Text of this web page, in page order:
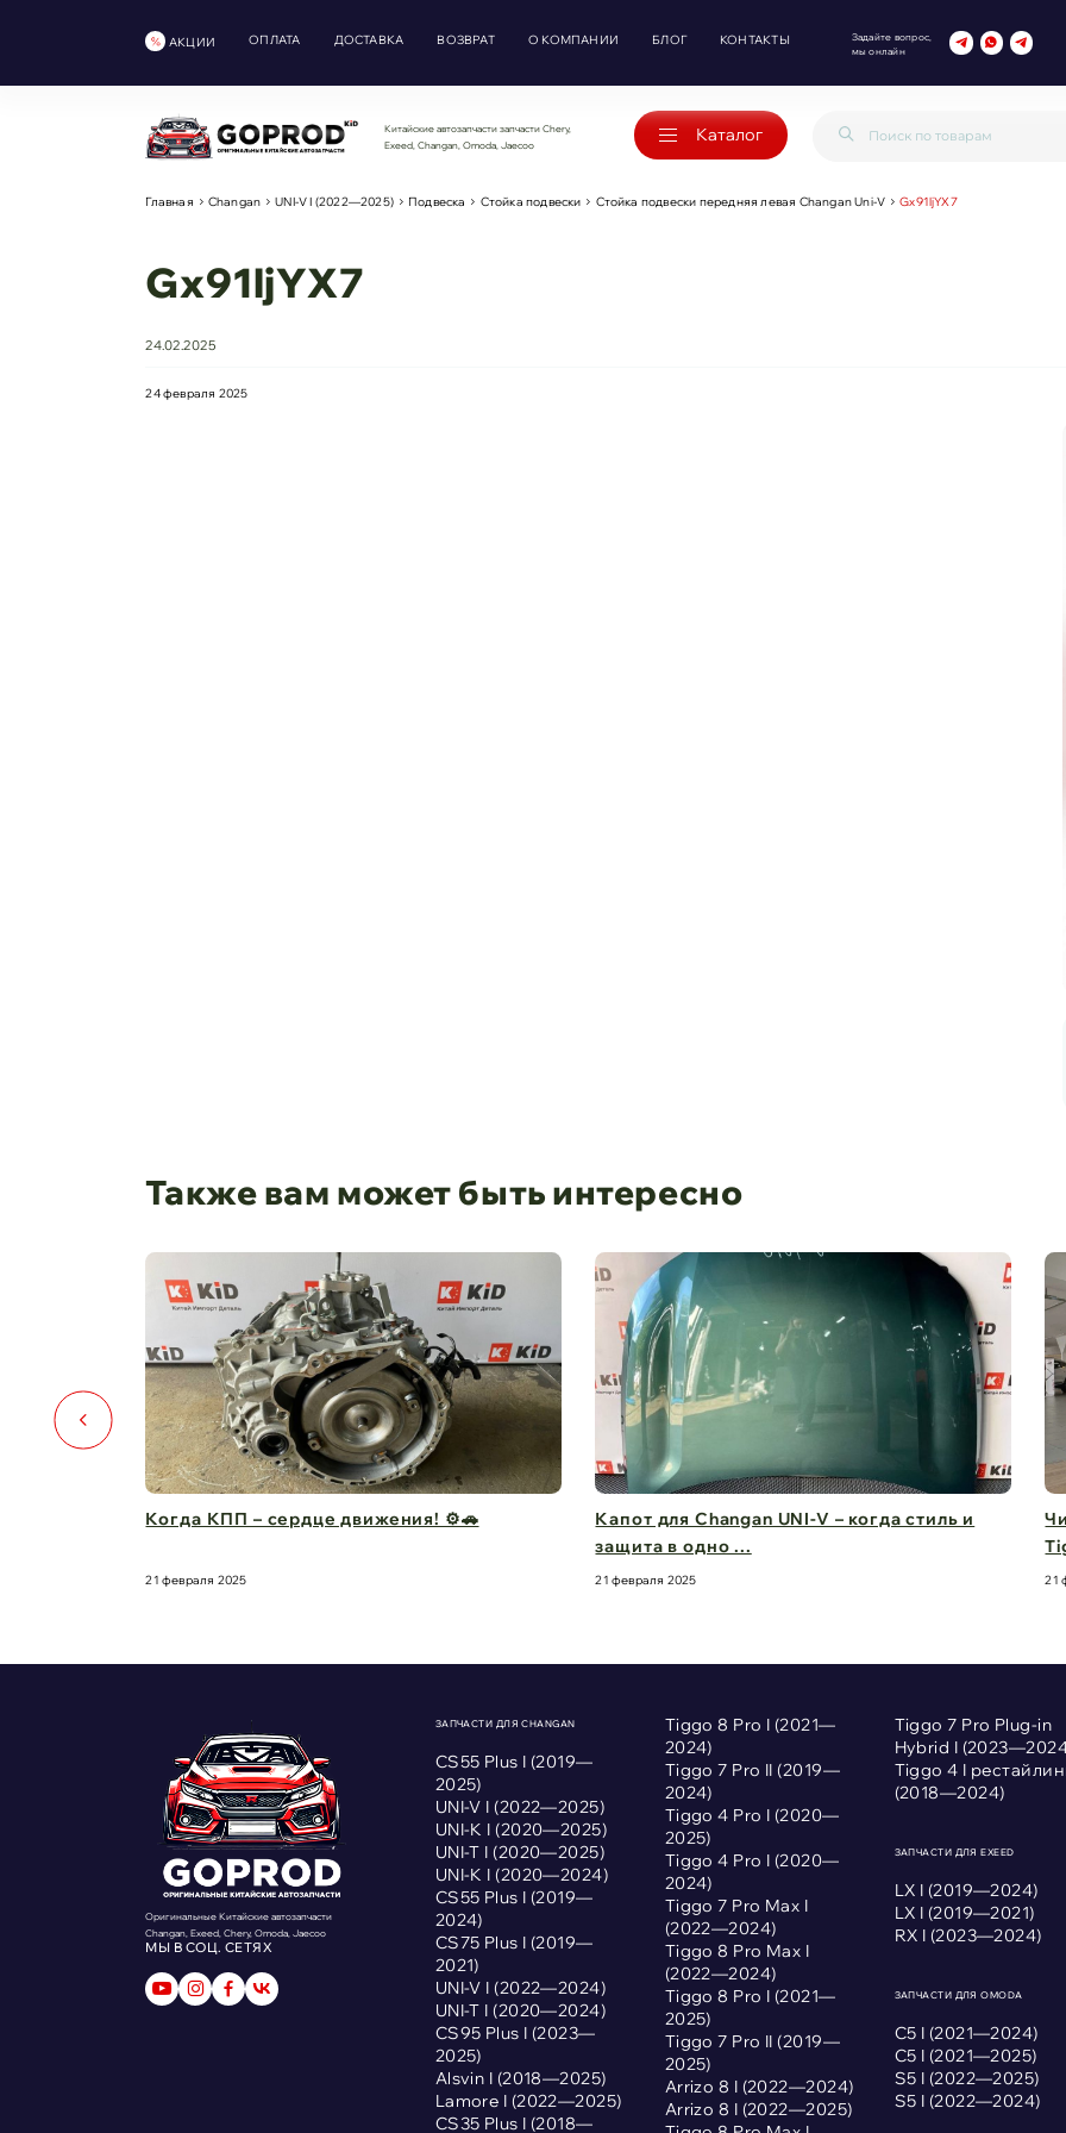
АКЦИИ ОПЛАТА ДОСТАВКА ВОЗВРАТ О КОМПАНИИ БЛОГ КОНТАКТЫ
Задайте вопрос,
мы онлайн
Китайские автозапчасти запчасти Chery,
Exeed, Changan, Omoda, Jaecoo
Каталог
Главная Changan UNI-V I (2022—2025) Подвеска Стойка подвески Стойка подвески передняя левая Changan Uni-V Gx91ljYX7
Gx91ljYX7
24.02.2025
24 февраля 2025
Также вам может быть интересно
Капот для Changan UNI-V – когда стиль и
21 февраля 2025
Чистый обзор на 360° – стекла для Chery
Tiggo 8 Pro M ...
21 февраля 2025
Оригинальные Китайские автозапчасти
Changan, Exeed, Chery, Omoda, Jaecoo
МЫ В СОЦ. СЕТЯХ
ЗАПЧАСТИ ДЛЯ CHANGAN
CS55 Plus I (2019—
2025)
UNI-V I (2022—2025)
UNI-K I (2020—2025)
UNI-T I (2020—2025)
UNI-K I (2020—2024)
CS55 Plus I (2019—
2024)
CS75 Plus I (2019—
2021)
UNI-V I (2022—2024)
UNI-T I (2020—2024)
CS95 Plus I (2023—
2025)
Alsvin I (2018—2025)
Lamore I (2022—2025)
CS35 Plus I (2018—
Tiggo 8 Pro I (2021—
2024)
Tiggo 7 Pro II (2019—
2024)
Tiggo 4 Pro I (2020—
2025)
Tiggo 4 Pro I (2020—
2024)
Tiggo 7 Pro Max I
(2022—2024)
Tiggo 8 Pro Max I
(2022—2024)
Tiggo 8 Pro I (2021—
2025)
Tiggo 7 Pro II (2019—
2025)
Arrizo 8 I (2022—2024)
Arrizo 8 I (2022—2025)
Tiggo 7 Pro Plug-in
Hybrid I
Tiggo 4 I
(2018—2024)
ЗАПЧАСТИ ДЛЯ EXEED
LX I (2019—2024)
LX I (2019—2021)
RX I (2023—2024)
ЗАПЧАСТИ ДЛЯ OMODA
С5 I (2021—2024)
С5 I (2021—2025)
S5 I (2022—2025)
S5 I (2022—2024)